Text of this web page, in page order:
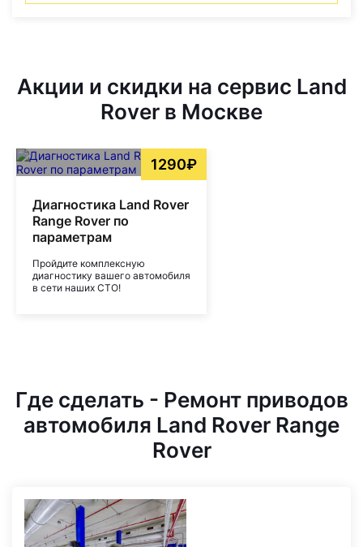
Акции и скидки на сервис Land
Rover в Москве
1290₽
Диагностика Land Rover
Range Rover по
параметрам
Пройдите комплексную
диагностику вашего автомобиля
в сети наших СТО!
Где сделать - Ремонт приводов
автомобиля Land Rover Range
Rover